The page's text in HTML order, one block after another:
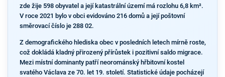
zde žije 598 obyvatel a její katastrální území má rozlohu 6,8 km².
V roce 2021 bylo v obci evidováno 216 domů a její poštovní
směrovací číslo je 288 02.
Z demografického hlediska obec v posledních letech mírně roste,
což dokládá kladný přirozený přírůstek i pozitivní saldo migrace.
Mezi místní dominanty patří neorománský hřbitovní kostel
svatého Václava ze 70. let 19. století. Statistické údaje pocházejí